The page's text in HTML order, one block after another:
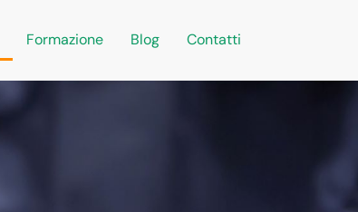
Formazione Blog Contatti